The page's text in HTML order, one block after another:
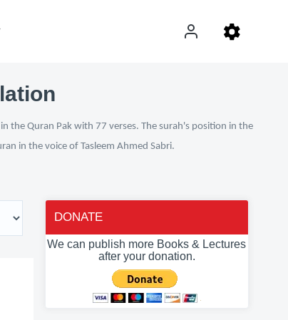
the Quran Pak with 77 verses. The surah's position in the
in the voice of Tasleem Ahmed Sabri.
DONATE
We can publish more Books & Lectures
after your donation.